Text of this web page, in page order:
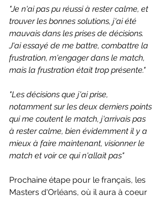
"Je n'ai pas pu réussi à rester calme, et
trouver les bonnes solutions, j'ai été
mauvais dans les prises de décisions.
J'ai essayé de me battre, combattre la
frustration, m'engager dans le match,
mais la frustration était trop présente."
"Les décisions que j'ai prise,
notamment sur les deux derniers points
qui me coutent le match, j'arrivais pas
à rester calme, bien évidemment il y a
mieux à faire maintenant, visionner le
match et voir ce qui n'allait pas"
Prochaine étape pour le français, les
Masters d'Orléans, où il aura à coeur